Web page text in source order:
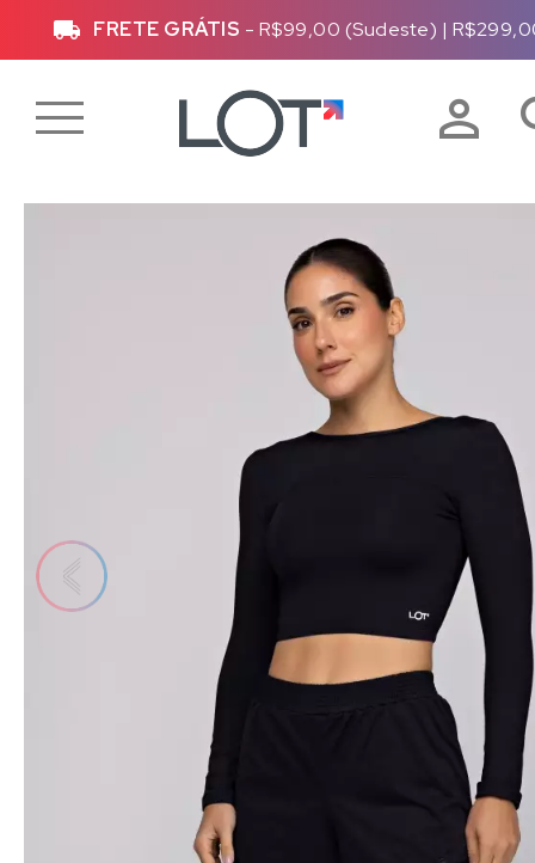
FRETE GRÁTIS - R$99,00 (Sudeste) |